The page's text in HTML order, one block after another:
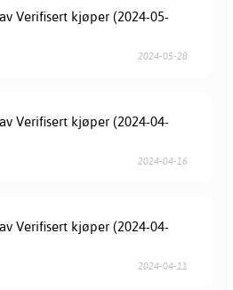
Verifisert kjøper (2024-05-
2024-05-28
Verifisert kjøper (2024-04-
2024-04-16
Verifisert kjøper (2024-04-
2024-04-11